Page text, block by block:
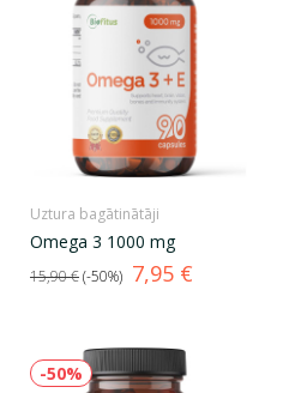
Uztura bagātinātāji
Omega 3 1000 mg
Standarta
cena
15,90 € -50% Cena
7,95 €
-50%